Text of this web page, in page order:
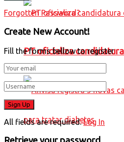
PT oficializa
Forgotten Password?
Create New Account!
Fill the forms bellow to register
All fields are required. Log In